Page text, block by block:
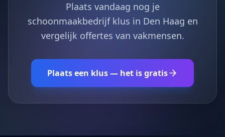
Plaats vandaag nog je
schoonmaakbedrijf klus in Den Haag en
vergelijk offertes van vakmensen.
Plaats een klus — het is gratis